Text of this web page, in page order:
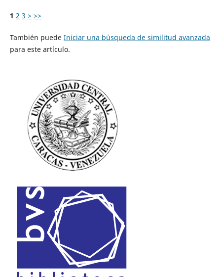
1 2 3 > >>
También puede Iniciar una búsqueda de similitud avanzada
para este artículo.